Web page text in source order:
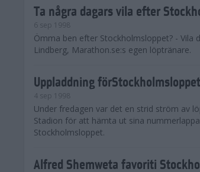
Ta några dagars vila efter
6 sep 1998
Ömma ben efter Stockholmsloppet? - Vila
Lindberg, Marathon.se:s egen löptränare.
Uppladdning förStockholmsloppet
4 sep 1998
Under fredagen var det en strid ström av
Stadion för att hämta ut sina
Stockholmsloppet.
Alfred Shemweta favoriti